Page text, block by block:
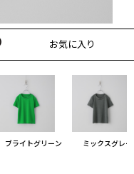
お気に入り
ブライトグリーン ミックスグレー